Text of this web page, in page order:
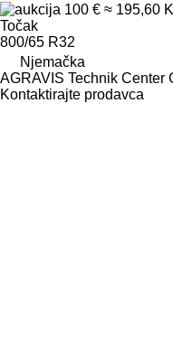
100 € ≈ 195,60
Točak
800/65 R32
Njemačka
AGRAVIS Technik Center
Kontaktirajte prodavca